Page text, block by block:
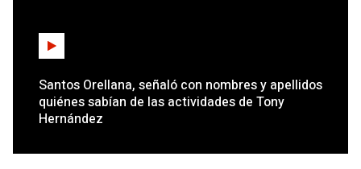
Santos Orellana, señaló con nombres y apellidos
quiénes sabían de las actividades de Tony
Hernández